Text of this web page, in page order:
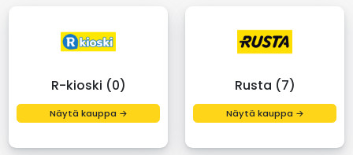
R-kioski (0)
Näytä kauppa →
Rusta (7)
Näytä kauppa →